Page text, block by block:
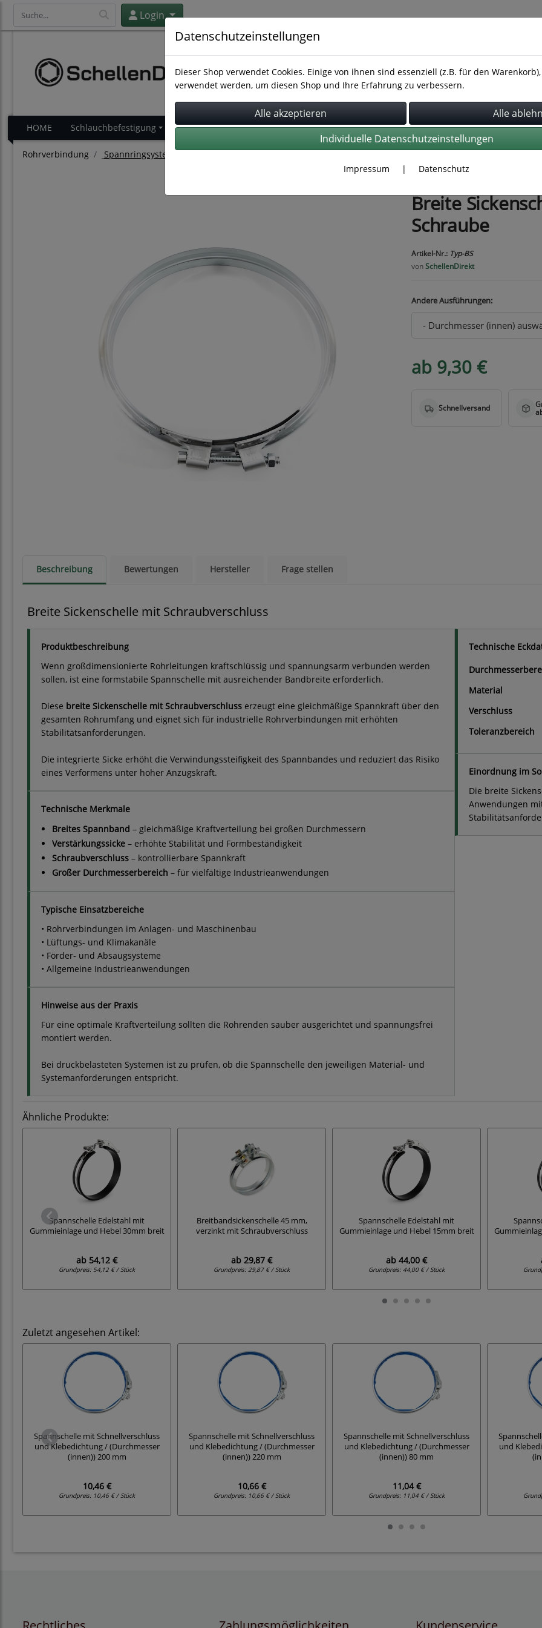
Login
HOME Schlauchbefestigung Schlauchverbindung Rohrbefestigung Rohrverbindung Schläuche
Rohrverbindung Spannringsysteme
Breite
Schraube
Artikel-Nr.: Typ-BS
vonSchellenDirekt
Andere Ausführungen:
ab 9,30 €
Beschreibung Bewertungen Hersteller Frage stellen
Breite Sickenschelle mit Schraubverschluss
Produktbeschreibung
Wenn großdimensionierte Rohrleitungen kraftschlüssig und spannungsarm verbunden werden
sollen, ist eine formstabile Spannschelle mit ausreichender Bandbreite erforderlich.
Diese breite Sickenschelle mit Schraubverschluss erzeugt eine gleichmäßige Spannkraft über den
gesamten Rohrumfang und eignet sich für industrielle Rohrverbindungen mit erhöhten
Stabilitätsanforderungen.
Die integrierte Sicke erhöht die Verwindungssteifigkeit des Spannbandes und reduziert das Risiko
eines Verformens unter hoher Anzugskraft.
Technische Merkmale
Breites Spannband – gleichmäßige Kraftverteilung bei großen Durchmessern
Verstärkungssicke – erhöhte Stabilität und Formbeständigkeit
Schraubverschluss – kontrollierbare Spannkraft
Großer Durchmesserbereich – für vielfältige Industrieanwendungen
Typische Einsatzbereiche
• Rohrverbindungen im Anlagen- und Maschinenbau
• Lüftungs- und Klimakanäle
• Förder- und Absaugsysteme
• Allgemeine Industrieanwendungen
Hinweise aus der Praxis
Für eine optimale Kraftverteilung sollten die Rohrenden sauber ausgerichtet und spannungsfrei
montiert werden.
Bei druckbelasteten Systemen ist zu prüfen, ob die Spannschelle den jeweiligen Material- und
Systemanforderungen entspricht.
Technische
Material
Verschluss
Toleranzbereich
Einordnung im
Die breite
Anwendungen
Ähnliche Produkte:
Spannschelle Edelstahl mit
Gummieinlage und Hebel 30mm breit
ab 54,12 €
Grundpreis: 54,12 € / Stück
Breitbandsickenschelle 45 mm,
verzinkt mit Schraubverschluss
ab 29,87 €
Grundpreis: 29,87 € / Stück
Spannschelle Edelstahl mit
Gummieinlage und Hebel 15mm breit
ab 44,00 €
Grundpreis: 44,00 € / Stück
Zuletzt angesehen Artikel:
Spannschelle mit Schnellverschluss
und Klebedichtung / (Durchmesser
(innen)) 200 mm
10,46 €
Grundpreis: 10,46 € / Stück
Spannschelle mit Schnellverschluss
und Klebedichtung / (Durchmesser
(innen)) 220 mm
10,66 €
Grundpreis: 10,66 € / Stück
Spannschelle mit Schnellverschluss
und Klebedichtung / (Durchmesser
(innen)) 80 mm
11,04 €
Grundpreis: 11,04 € / Stück
und
Datenschutzeinstellungen
Dieser Shop verwendet Cookies. Einige von ihnen sind essenziell (z.B. für den
verwendet werden, um diesen Shop und Ihre Erfahrung zu verbessern.
Individuelle Datenschutzeinstellungen
Impressum | Datenschutz